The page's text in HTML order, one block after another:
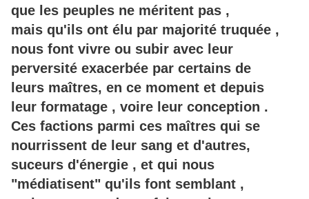
que les peuples ne méritent pas ,
mais qu'ils ont élu par majorité truquée ,
nous font vivre ou subir avec leur
perversité exacerbée par certains de
leurs maîtres, en ce moment et depuis
leur formatage , voire leur conception .
Ces factions parmi ces maîtres qui se
nourrissent de leur sang et d'autres,
suceurs d'énergie , et qui nous
"médiatisent" qu'ils font semblant ,